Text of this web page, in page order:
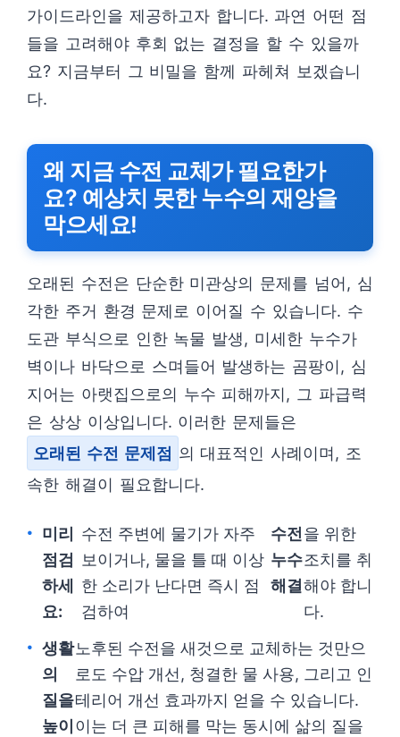
가이드라인을 제공하고자 합니다. 과연 어떤 점
들을 고려해야 후회 없는 결정을 할 수 있을까
요? 지금부터 그 비밀을 함께 파헤쳐 보겠습니
다.
왜 지금 수전 교체가 필요한가
요? 예상치 못한 누수의 재앙을
막으세요!
오래된 수전은 단순한 미관상의 문제를 넘어, 심
각한 주거 환경 문제로 이어질 수 있습니다. 수
도관 부식으로 인한 녹물 발생, 미세한 누수가
벽이나 바닥으로 스며들어 발생하는 곰팡이, 심
지어는 아랫집으로의 누수 피해까지, 그 파급력
은 상상 이상입니다. 이러한 문제들은
오래된 수전 문제점 의 대표적인 사례이며, 조
속한 해결이 필요합니다.
미리
점검
하세
요:
수전 주변에 물기가 자주
보이거나, 물을 틀 때 이상
한 소리가 난다면 즉시 점
검하여
수전
누수
해결
을 위한
조치를 취
해야 합니
다.
생활
의
질을
높이
노후된 수전을 새것으로 교체하는 것만으
로도 수압 개선, 청결한 물 사용, 그리고 인
테리어 개선 효과까지 얻을 수 있습니다.
이는 더 큰 피해를 막는 동시에 삶의 질을